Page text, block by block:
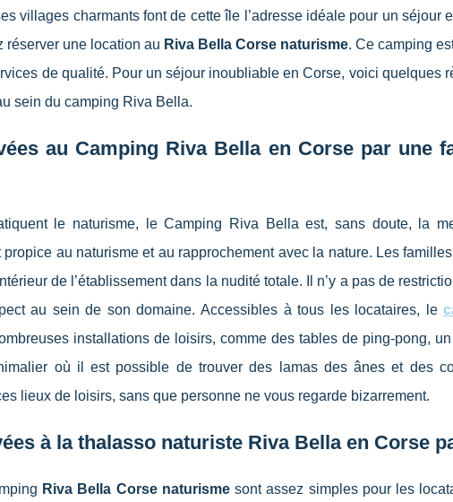
villages charmants font de cette île l’adresse idéale pour un séjour
réserver une location au Riva Bella Corse naturisme. Ce camping
de qualité. Pour un séjour inoubliable en Corse, voici quelques
sein du camping Riva Bella.
au Camping Riva Bella en Corse par une
le naturisme, le Camping Riva Bella est, sans doute, la
propice au naturisme et au rapprochement avec la nature. Les
de l’établissement dans la nudité totale. Il n’y a pas de
au sein de son domaine. Accessibles à tous les locataires, le
installations de loisirs, comme des tables de ping-pong,
où il est possible de trouver des lamas des ânes et des
lieux de loisirs, sans que personne ne vous regarde bizarrement.
à la thalasso naturiste Riva Bella en Corse
Riva Bella Corse naturismesont assez simples pour les